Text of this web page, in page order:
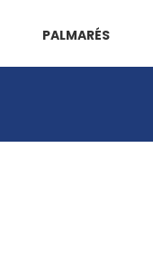
PALMARÉS